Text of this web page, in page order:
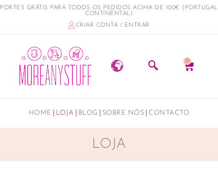
PORTES GRÁTIS PARA TODOS OS PEDIDOS ACIMA DE 100€ (PORTUGAL
CONTINENTAL)
CRIAR CONTA / ENTRAR
0
HOME LOJA BLOG SOBRE NÓS CONTACTO
LOJA